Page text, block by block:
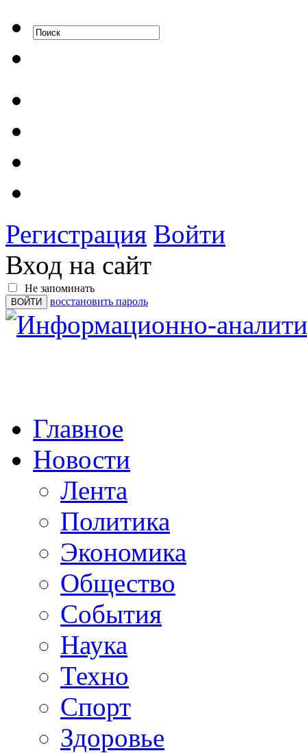
Регистрация Войти
Вход на сайт
Не запоминать
восстановить пароль
Главное
Новости
Лента
Политика
Экономика
Общество
События
Наука
Техно
Спорт
Здоровье